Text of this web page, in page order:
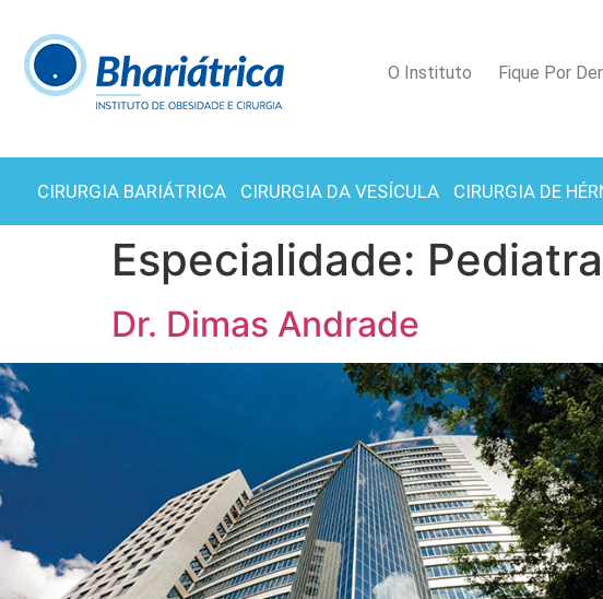
O Instituto Fique Por
CIRURGIA BARIÁTRICA CIRURGIA DA VESÍCULA CIRURGIA DE
Especialidade:
Dr. Dimas Andrade